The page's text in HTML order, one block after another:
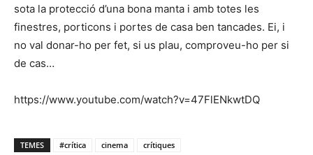
sota la protecció d’una bona manta i amb totes les
finestres, porticons i portes de casa ben tancades. Ei, i
no val donar-ho per fet, si us plau, comproveu-ho per si
de cas…
https://www.youtube.com/watch?v=47FlENkwtDQ
TEMES #crítica cinema crítiques